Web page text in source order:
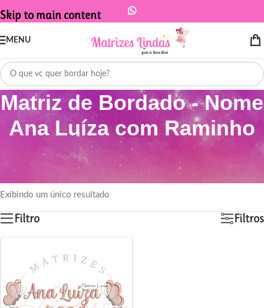
Skip to main content
MENU
Matriz de Bordado - Nome
Ana Luíza com Raminho
Início
Produtos marcados com a tag “Matriz de Bordado - Nome Ana
Luíza com Raminho”
Exibindo um único resultado
Filtro Filtros